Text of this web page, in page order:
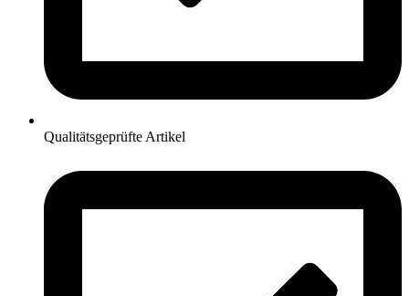
Qualitätsgeprüfte Artikel